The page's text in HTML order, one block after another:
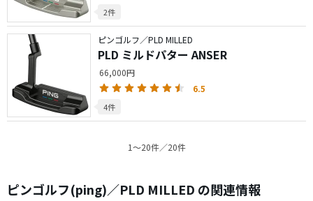
2件
ピンゴルフ／PLD MILLED
PLD ミルドパター ANSER
66,000円
6.5
4件
1〜20件／20件
ピンゴルフ(ping)／PLD MILLED の関連情報